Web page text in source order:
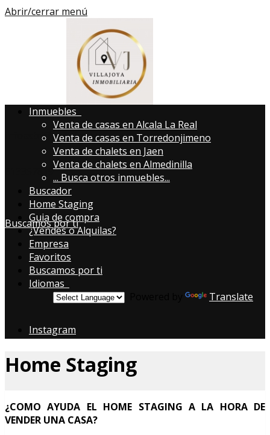
Abrir/cerrar menú
infoastri@avillajoya.es
613357819
Buscamos por ti
Inmuebles
Venta de casas en Alcala La Real
Venta de casas en Torredonjimeno
Venta de chalets en Jaen
Venta de chalets en Almedinilla
... Busca otros inmuebles...
Buscador
Home Staging
Guia de compra
¿Vendes o Alquilas?
Empresa
Favoritos
Buscamos por ti
Idiomas
Translate
Instagram
Home Staging
¿COMO AYUDA EL HOME STAGING A LA HORA DE
VENDER UNA CASA?